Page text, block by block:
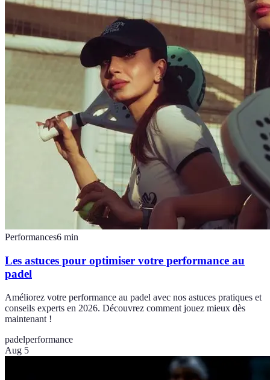
Performances6 min
Les astuces pour optimiser votre performance au
padel
Améliorez votre performance au padel avec nos astuces pratiques et
conseils experts en 2026. Découvrez comment jouez mieux dès
maintenant !
padelperformance
Aug 5